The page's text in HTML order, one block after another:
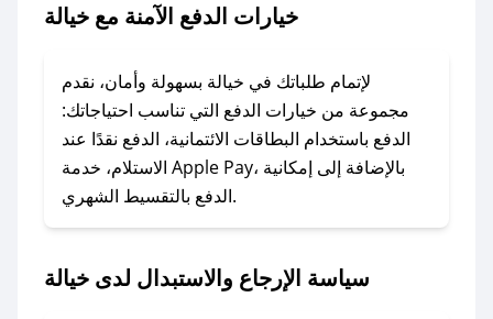
### ماذا أفعل إذا لم يعمل كود الخصم؟
الرسائل الخاصة على تويتر أو البريد الإلكتروني،
وسنقوم بحل المشكلة في أسرع وقت ممكن.
### ماذا أفعل إذا لم أجد كود خصم لمتجري
المفضل؟
في حال عدم توفر كوبونات لمتجرك المفضل، يمكنك
أسرع وقت ممكن.
خيارات الدفع الآمنة مع خيالة
لإتمام طلباتك في خيالة بسهولة وأمان، نقدم
مجموعة من خيارات الدفع التي تناسب احتياجاتك:
الدفع باستخدام البطاقات الائتمانية، الدفع نقدًا عند
الاستلام، خدمة Apple Pay، بالإضافة إلى إمكانية
الدفع بالتقسيط الشهري.
سياسة الإرجاع والاستبدال لدى خيالة